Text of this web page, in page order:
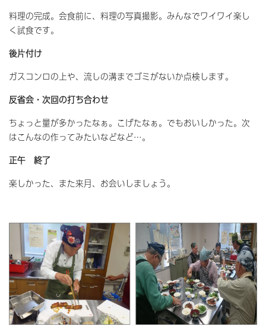
料理の完成。会食前に、料理の写真撮影。みんなでワイワイ楽し
く試食です。
後片付け
ガスコンロの上や、流しの溝までゴミがないか点検します。
反省会・次回の打ち合わせ
ちょっと量が多かったなぁ。こげたなぁ。でもおいしかった。次
はこんなの作ってみたいなどなど…。
正午 終了
楽しかった、また来月、お会いしましょう。